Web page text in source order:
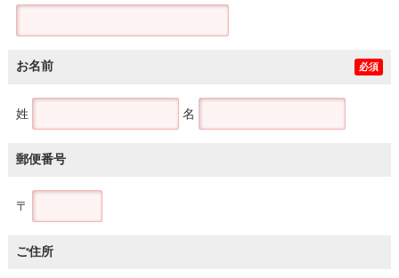
お名前 必須
姓 名
郵便番号
〒
ご住所